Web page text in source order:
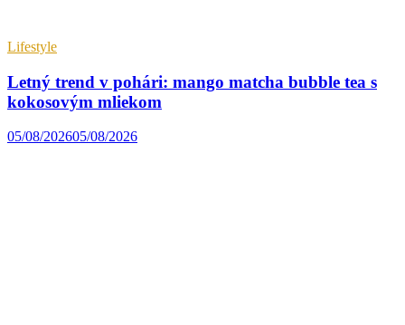
Lifestyle
Letný trend v pohári: mango matcha bubble tea s
kokosovým mliekom
05/08/202605/08/2026